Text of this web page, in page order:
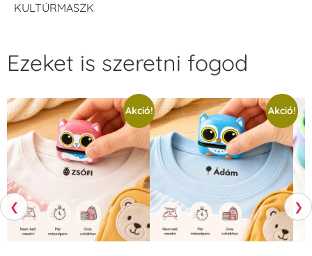
KULTÚRMASZK
❮
Ezeket is szeretni fogod
Akció! Akció!
❯